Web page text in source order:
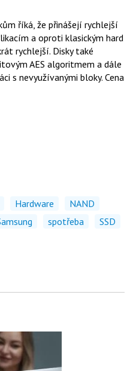
říká, že přinášejí rychlejší
a oproti klasickým hard
rychlejší. Disky také
AES algoritmem a dále
s nevyužívanými bloky. Cena
Hardware
NAND
spotřeba
SSD